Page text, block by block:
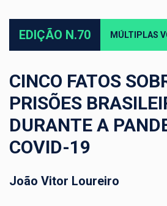
EDIÇÃO N.70 MÚLTIPLAS
CINCO FATOS
PRISÕES
DURANTE A
COVID-19
João Vitor Loureiro